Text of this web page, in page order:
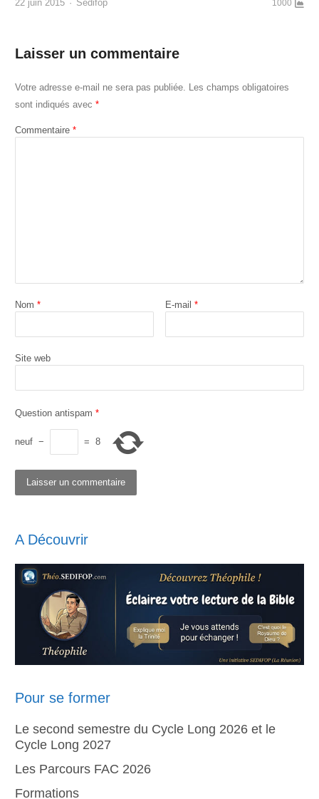
22 juin 2015 Sedifop 1000
Laisser un commentaire
Votre adresse e-mail ne sera pas publiée.
Les champs obligatoires
sont indiqués avec *
Commentaire *
Nom * E-mail*
Site web
Question antispam *
neuf − = 8
A Découvrir
Pour se former
Le second semestre du Cycle Long 2026 et le
Cycle Long 2027
Les Parcours FAC 2026
Formations